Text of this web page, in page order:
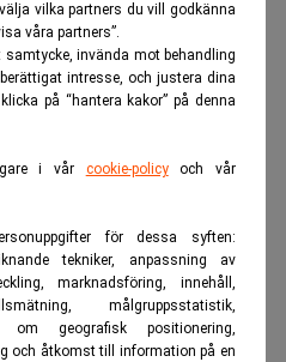
vilka partners du vill godkänna
våra partners”.
invända mot behandling
intresse, och justera dina
på “hantera kakor” på denna
i vår cookie-policyoch vår
för dessa syften:
tekniker, anpassning av
marknadsföring, innehåll,
målgruppsstatistik,
om geografisk positionering,
och åtkomst till information på en
vid Bygghemma-